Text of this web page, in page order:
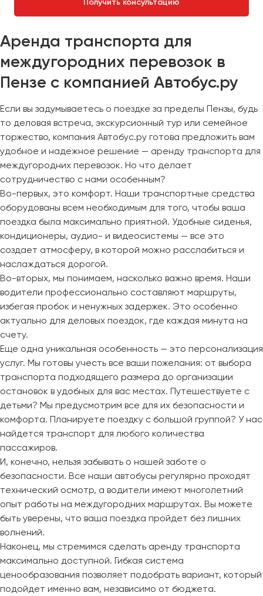
Аренда транспорта для
междугородних перевозок в
Пензе с компанией Автобус.ру
Если вы задумываетесь о поездке за пределы Пензы, будь
то деловая встреча, экскурсионный тур или семейное
торжество, компания Автобус.ру готова предложить вам
удобное и надежное решение — аренду транспорта для
междугородних перевозок. Но что делает
сотрудничество с нами особенным?
Во-первых, это комфорт. Наши транспортные средства
оборудованы всем необходимым для того, чтобы ваша
поездка была максимально приятной. Удобные сиденья,
кондиционеры, аудио- и видеосистемы — все это
создает атмосферу, в которой можно расслабиться и
наслаждаться дорогой.
Во-вторых, мы понимаем, насколько важно время. Наши
водители профессионально составляют маршруты,
избегая пробок и ненужных задержек. Это особенно
актуально для деловых поездок, где каждая минута на
счету.
Еще одна уникальная особенность — это персонализация
услуг. Мы готовы учесть все ваши пожелания: от выбора
транспорта подходящего размера до организации
остановок в удобных для вас местах. Путешествуете с
детьми? Мы предусмотрим все для их безопасности и
комфорта. Планируете поездку с большой группой? У нас
найдется транспорт для любого количества
пассажиров.
И, конечно, нельзя забывать о нашей заботе о
безопасности. Все наши автобусы регулярно проходят
технический осмотр, а водители имеют многолетний
опыт работы на междугородних маршрутах. Вы можете
быть уверены, что ваша поездка пройдет без лишних
волнений.
Наконец, мы стремимся сделать аренду транспорта
максимально доступной. Гибкая система
ценообразования позволяет подобрать вариант, который
подойдет именно вам, независимо от бюджета.